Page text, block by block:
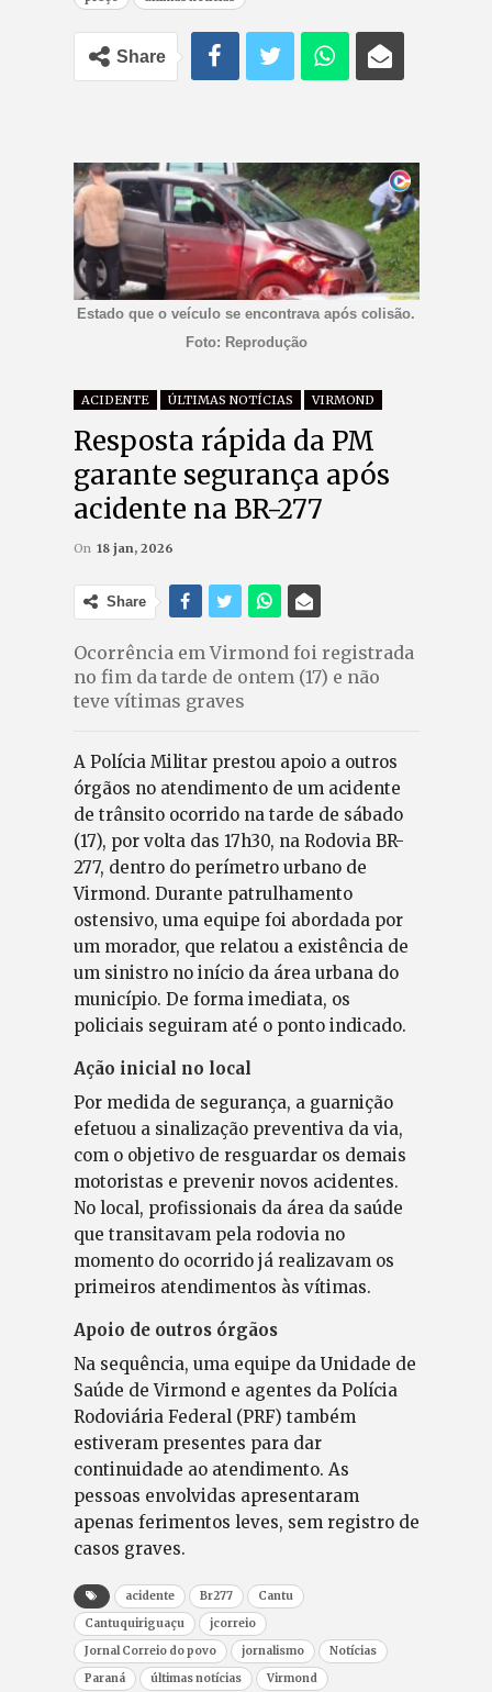
Share
Estado que o veículo se encontrava após colisão.
Foto: Reprodução
ACIDENTE ÚLTIMAS NOTÍCIAS VIRMOND
Resposta rápida da PM
garante segurança após
acidente na BR-277
On 18 jan, 2026
Share
Ocorrência em Virmond foi registrada
no fim da tarde de ontem (17) e não
teve vítimas graves
A Polícia Militar prestou apoio a outros
órgãos no atendimento de um acidente
de trânsito ocorrido na tarde de sábado
(17), por volta das 17h30, na Rodovia BR-
277, dentro do perímetro urbano de
Virmond. Durante patrulhamento
ostensivo, uma equipe foi abordada por
um morador, que relatou a existência de
um sinistro no início da área urbana do
município. De forma imediata, os
policiais seguiram até o ponto indicado.
Ação inicial no local
Por medida de segurança, a guarnição
efetuou a sinalização preventiva da via,
com o objetivo de resguardar os demais
motoristas e prevenir novos acidentes.
No local, profissionais da área da saúde
que transitavam pela rodovia no
momento do ocorrido já realizavam os
primeiros atendimentos às vítimas.
Apoio de outros órgãos
Na sequência, uma equipe da Unidade de
Saúde de Virmond e agentes da Polícia
Rodoviária Federal (PRF) também
estiveram presentes para dar
continuidade ao atendimento. As
pessoas envolvidas apresentaram
apenas ferimentos leves, sem registro de
casos graves.
acidente Br277
Cantu
Cantuquiriguaçu
jcorreio
Jornal Correio do povo
jornalismo
Notícias
Paraná
últimas notícias Virmond